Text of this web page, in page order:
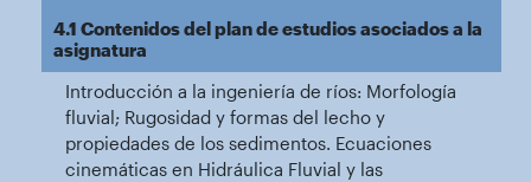
4.1 Contenidos del plan de estudios asociados a la
asignatura
Introducción a la ingeniería de ríos: Morfología
fluvial; Rugosidad y formas del lecho y
propiedades de los sedimentos. Ecuaciones
cinemáticas en Hidráulica Fluvial y las